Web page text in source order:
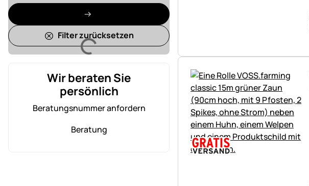
Lädt
Filter zurücksetzen
Wir beraten Sie
persönlich
Beratungsnummer anfordern
Beratung